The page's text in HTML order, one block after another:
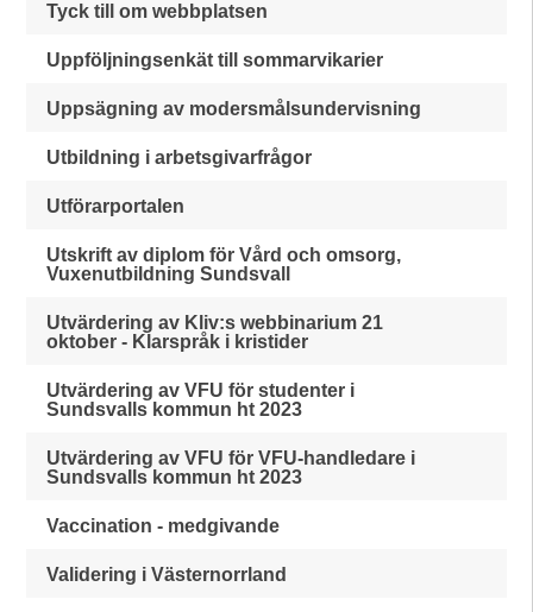
Tyck till om webbplatsen
Uppföljningsenkät till sommarvikarier
Uppsägning av modersmålsundervisning
Utbildning i arbetsgivarfrågor
Utförarportalen
Utskrift av diplom för Vård och omsorg,
Vuxenutbildning Sundsvall
Utvärdering av Kliv:s webbinarium 21
oktober - Klarspråk i kristider
Utvärdering av VFU för studenter i
Sundsvalls kommun ht 2023
Utvärdering av VFU för VFU-handledare i
Sundsvalls kommun ht 2023
Vaccination - medgivande
Validering i Västernorrland